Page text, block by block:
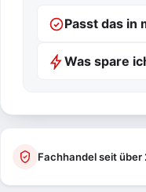
Passt das in
Was spare
Fachhandel seit über